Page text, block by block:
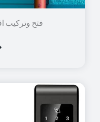
فتح وتركيب